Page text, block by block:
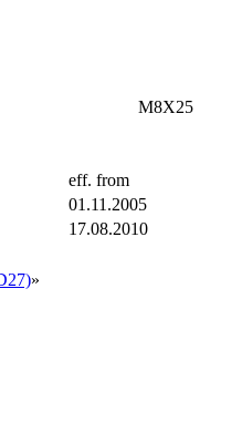
M8X25
eff. from
01.11.2005
17.08.2010
»